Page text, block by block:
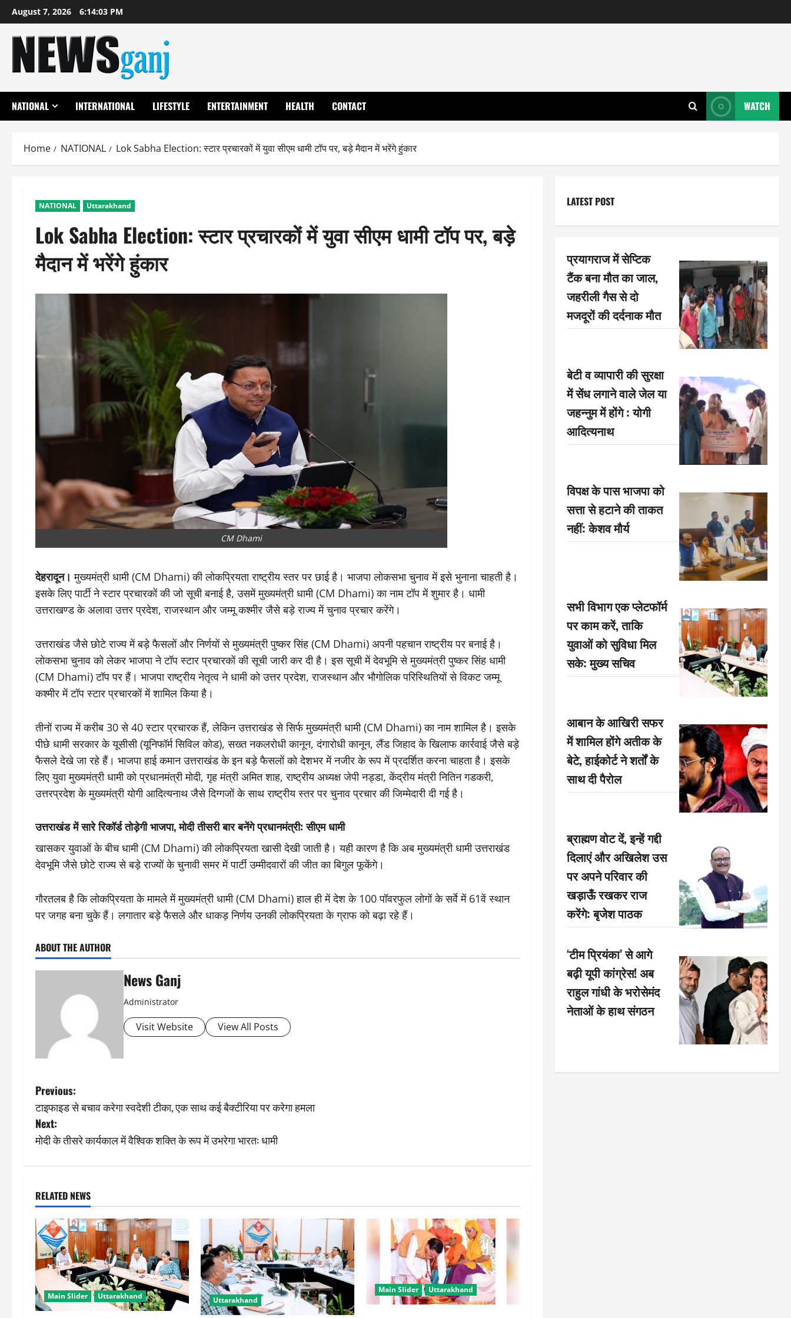
Skip
to
content
August 7, 2026 6:14:04 PM
NATIONAL INTERNATIONAL LIFESTYLE ENTERTAINMENT HEALTH CONTACT WATCH
Home NATIONAL Lok Sabha Election: स्टार प्रचारकों में युवा सीएम धामी टॉप पर, बड़े मैदान में भरेंगे हुंकार
NATIONAL Uttarakhand
Lok Sabha Election: स्टार प्रचारकों में युवा सीएम धामी टॉप पर, बड़े
मैदान में भरेंगे हुंकार
CM Dhami
देहरादून। मुख्यमंत्री धामी (CM Dhami) की लोकप्रियता राष्ट्रीय स्तर पर छाई है। भाजपा लोकसभा चुनाव में इसे भुनाना चाहती है।
इसके लिए पार्टी ने स्टार प्रचारकों की जो सूची बनाई है, उसमें मुख्यमंत्री धामी (CM Dhami) का नाम टॉप में शुमार है। धामी
उत्तराखण्ड के अलावा उत्तर प्रदेश, राजस्थान और जम्मू कश्मीर जैसे बड़े राज्य में चुनाव प्रचार करेंगे।
उत्तराखंड जैसे छोटे राज्य में बड़े फैसलों और निर्णयों से मुख्यमंत्री पुष्कर सिंह (CM Dhami) अपनी पहचान राष्ट्रीय पर बनाई है।
लोकसभा चुनाव को लेकर भाजपा ने टॉप स्टार प्रचारकों की सूची जारी कर दी है। इस सूची में देवभूमि से मुख्यमंत्री पुष्कर सिंह धामी
(CM Dhami) टॉप पर हैं। भाजपा राष्ट्रीय नेतृत्व ने धामी को उत्तर प्रदेश, राजस्थान और भौगोलिक परिस्थितियों से विकट जम्मू
कश्मीर में टॉप स्टार प्रचारकों में शामिल किया है।
तीनों राज्य में करीब 30 से 40 स्टार प्रचारक हैं, लेकिन उत्तराखंड से सिर्फ मुख्यमंत्री धामी (CM Dhami) का नाम शामिल है। इसके
पीछे धामी सरकार के यूसीसी (यूनिफॉर्म सिविल कोड), सख्त नकलरोधी कानून, दंगारोधी कानून, लैंड जिहाद के खिलाफ कार्रवाई जैसे बड़े
फैसले देखे जा रहे हैं। भाजपा हाई कमान उत्तराखंड के इन बड़े फैसलों को देशभर में नजीर के रूप में प्रदर्शित करना चाहता है। इसके
लिए युवा मुख्यमंत्री धामी को प्रधानमंत्री मोदी, गृह मंत्री अमित शाह, राष्ट्रीय अध्यक्ष जेपी नड्डा, केंद्रीय मंत्री नितिन गडकरी,
उत्तरप्रदेश के मुख्यमंत्री योगी आदित्यनाथ जैसे दिग्गजों के साथ राष्ट्रीय स्तर पर चुनाव प्रचार की जिम्मेदारी दी गई है।
उत्तराखंड में सारे रिकॉर्ड तोड़ेगी भाजपा, मोदी तीसरी बार बनेंगे प्रधानमंत्री: सीएम धामी
खासकर युवाओं के बीच धामी (CM Dhami) की लोकप्रियता खासी देखी जाती है। यही कारण है कि अब मुख्यमंत्री धामी उत्तराखंड
देवभूमि जैसे छोटे राज्य से बड़े राज्यों के चुनावी समर में पार्टी उम्मीदवारों की जीत का बिगुल फूकेंगे।
गौरतलब है कि लोकप्रियता के मामले में मुख्यमंत्री धामी (CM Dhami) हाल ही में देश के 100 पॉवरफुल लोगों के सर्वे में 61वें स्थान
पर जगह बना चुके हैं। लगातार बड़े फैसले और धाकड़ निर्णय उनकी लोकप्रियता के ग्राफ को बढ़ा रहे हैं।
ABOUT THE AUTHOR
News Ganj
Administrator
Visit Website View All Posts
P
o
s
n
a
v
i
g
Previous:
टाइफाइड से बचाव करेगा स्वदेशी टीका, एक साथ कई बैक्टीरिया पर करेगा हमला
Next:
मोदी के तीसरे कार्यकाल में वैश्विक शक्ति के रूप में उभरेगा भारत: धामी
RELATED NEWS
Main Slider Uttarakhand Uttarakhand
Main Slider Uttarakhand
LATEST POST
प्रयागराज में सेप्टिक
टैंक बना मौत का जाल,
जहरीली गैस से दो
मजदूरों की दर्दनाक मौत
बेटी व व्यापारी की सुरक्षा
में सेंध लगाने वाले जेल या
जहन्नुम में होंगे : योगी
आदित्यनाथ
विपक्ष के पास भाजपा को
सत्ता से हटाने की ताकत
नहीं: केशव मौर्य
सभी विभाग एक प्लेटफॉर्म
पर काम करें, ताकि
युवाओं को सुविधा मिल
सके: मुख्य सचिव
आबान के आखिरी सफर
में शामिल होंगे अतीक के
बेटे, हाईकोर्ट ने शर्तों के
साथ दी पैरोल
ब्राह्मण वोट दें, इन्हें गद्दी
दिलाएं और अखिलेश उस
पर अपने परिवार की
खड़ाऊँ रखकर राज
करेंगे: बृजेश पाठक
‘टीम प्रियंका’ से आगे
बढ़ी यूपी कांग्रेस! अब
राहुल गांधी के भरोसेमंद
नेताओं के हाथ संगठन